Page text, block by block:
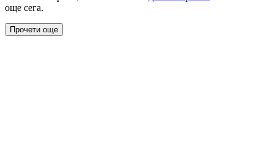
още сега.
Прочети още